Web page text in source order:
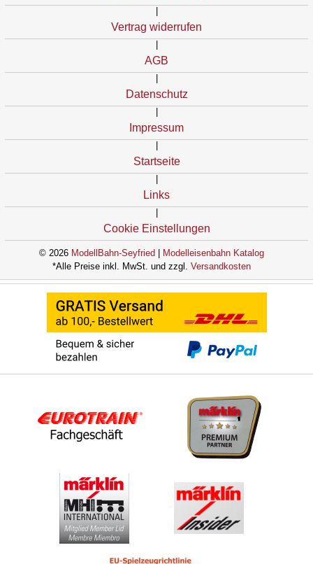
Vertrag widerrufen
AGB
Datenschutz
Impressum
Startseite
Links
Cookie Einstellungen
© 2026 ModellBahn-Seyfried
Modelleisenbahn Katalog
*Alle Preise inkl. MwSt. und zzgl. Versandkosten